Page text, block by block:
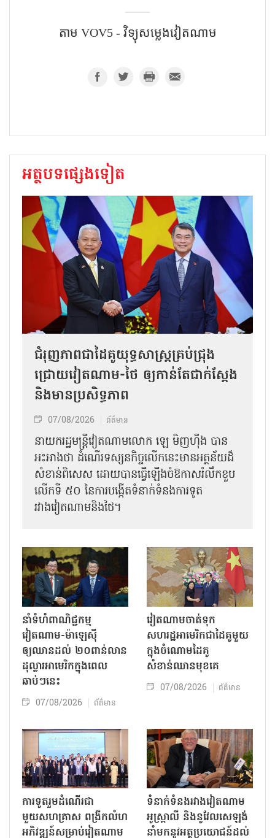
តាម​ VOV5 - វិទ្យុសម្លេងវៀតណាម
អត្ថបទផ្សេងទៀត
ជំរុញភាពជាដៃគូយុទ្ធសាស្ត្រគ្រប់ជ្រុង
ជ្រោយវៀតណាម-ថៃ ឲ្យកាន់តែជាក់ស្ដែង
និងមានប្រសិទ្ធភាព
07/08/2026 ព័ត៌មាន
នាយករដ្ឋមន្ត្រីវៀតណាមលោក ឡេ មិញហ៊ឹង បាន
អះអាងថា ដំណើរទស្សនកិច្ចលើកនេះមានអត្ថន័យដ៏
សំខាន់ពិសេស ដោយបានធ្វើឡើងចំឱកាសរំលឹកខួប
លើកទី ៥០ នៃការបង្កើតទំនាក់ទំនងការទូត
រវាងវៀតណាមនិងថៃ។
នាំទំហំពាណិជ្ជកម្ម
វៀតណាម-ម៉ាឡេស៊ី
ឲ្យឈានដល់ ២០ពាន់លាន
ដុល្លារអាមេរិកក្នុងពេល
ឆាប់ៗនេះ
07/08/2026 ព័ត៌មាន
វៀតណាមចាត់ទុក
សហរដ្ឋអាមេរិកជាដៃគូមួយ
ក្នុងចំណោមដៃគូ
សំខាន់ឈានមុខគេ
07/08/2026 ព័ត៌មាន
ការទូតរួមដំណើរជា
មួយសហគ្រាស ពង្រីកលំហ
អភិវឌ្ឍន៍សម្រាប់វៀតណាម
ទំនាក់ទំនងរវាងវៀតណាម
អូស្ត្រាលី និងនូវែលសេឡង់
នាំមកនូវអត្ថប្រយោជន៍ដល់